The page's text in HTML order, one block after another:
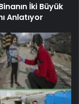
İki Büyük
Anlatıyor